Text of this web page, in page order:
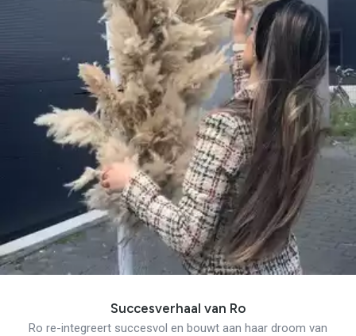
Succesverhaal van Ro
Ro re-integreert succesvol en bouwt aan haar droom van